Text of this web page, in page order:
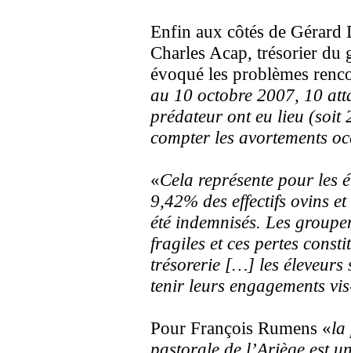
Enfin aux côtés de Gérard
Charles Acap, trésorier du
évoqué les problèmes
au 10 octobre 2007, 10
prédateur ont eu lieu (soit
compter les avortements
«Cela représente pour les
9,42% des effectifs ovins
été indemnisés. Les
fragiles et ces pertes
trésorerie […] les éleveurs
tenir leurs engagements
Pour François Rumens «la